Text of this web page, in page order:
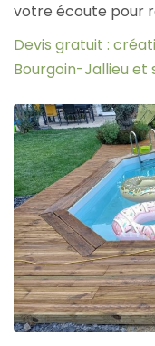
votre écoute pour
Devis gratuit :
Bourgoin-Jallieu et